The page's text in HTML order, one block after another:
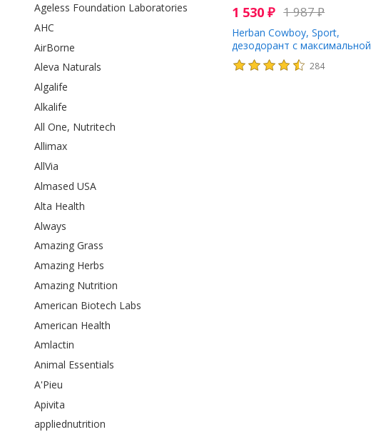
Ageless Foundation Laboratories
AHC
AirBorne
Aleva Naturals
Algalife
Alkalife
All One, Nutritech
Allimax
AllVia
Almased USA
Alta Health
Always
Amazing Grass
Amazing Herbs
Amazing Nutrition
American Biotech Labs
American Health
Amlactin
Animal Essentials
A'Pieu
Apivita
appliednutrition
1 530 ₽ 1 987₽
Herban Cowboy, Sport,
дезодорант с максимальной
защитой, 2,8 унции (80 г)
284